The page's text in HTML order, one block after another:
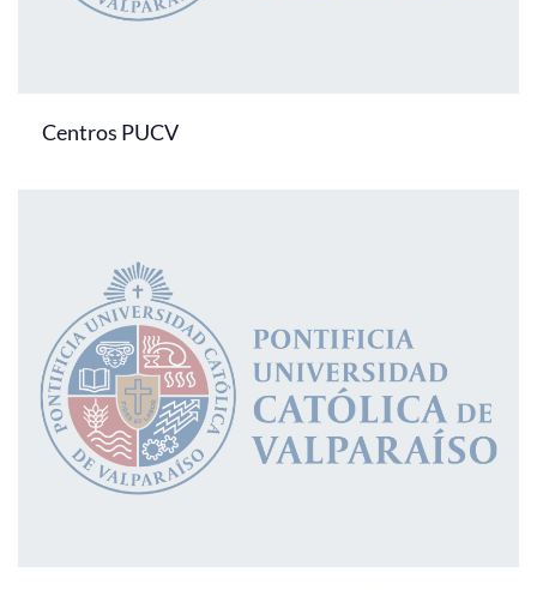
Centros PUCV